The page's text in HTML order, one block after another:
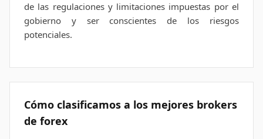
de las regulaciones y limitaciones impuestas por el
gobierno y ser conscientes de los riesgos
potenciales.
Cómo clasificamos a los mejores brokers
de forex